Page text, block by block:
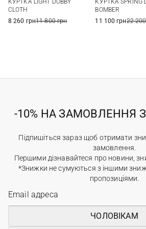
КУРТКА LIGHT DOBBY
CLOTH
8 260 грн11 800 грн
КУРТКА SPRING
BOMBER
11 100 грн22
-10% НА ЗАМОВЛЕННЯ
Підпишіться зараз щоб отримати
замовлення.
Першими дізнавайтеся про новини,
*Знижки не сумуються з іншими
пропозиціями.
ЧОЛОВІКАМ